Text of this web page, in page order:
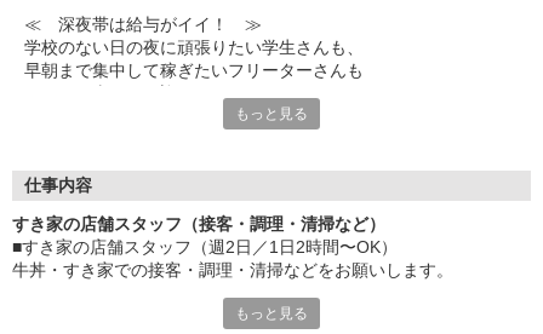
≪ 深夜帯は給与がイイ！ ≫
学校のない日の夜に頑張りたい学生さんも、
早朝まで集中して稼ぎたいフリーターさんも
オシャレを捨てる必要はありません！
急な出費も安心♪
■社員登用あり
将来を考えている方は必見です。
なか卯、かつ庵、ココス、ジョリーパスタ、ビッグボーイ、華屋
もっと見る
仕事内容
すき家の店舗スタッフ（接客・調理・清掃など）
■すき家の店舗スタッフ（週2日／1日2時間〜OK）
牛丼・すき家での接客・調理・清掃などをお願いします。
もっと見る